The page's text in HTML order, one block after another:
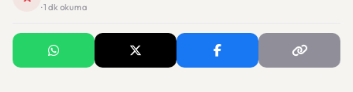
· 1 dk okuma